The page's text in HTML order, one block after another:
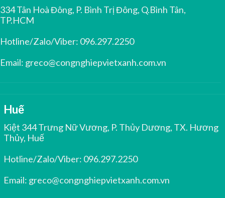
334 Tân Hoà Đông, P. Bình Trị Đông, Q.Bình Tân,
TP.HCM
Hotline/Zalo/Viber: 096.297.2250
Email: greco@congnghiepvietxanh.com.vn
Huế
Kiệt 344 Trưng Nữ Vương, P. Thủy Dương, TX. Hương
Thủy, Huế
Hotline/Zalo/Viber: 096.297.2250
Email: greco@congnghiepvietxanh.com.vn